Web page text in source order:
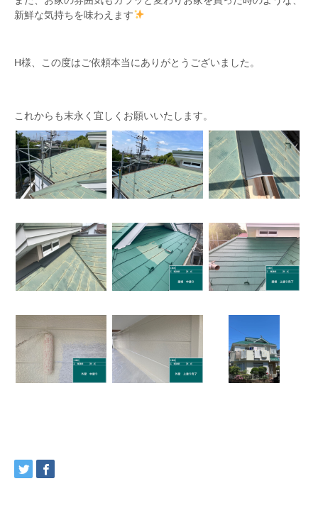
新鮮な気持ちを味わえます
H様、この度はご依頼本当にありがとうございました。
これからも末永く宜しくお願いいたします。